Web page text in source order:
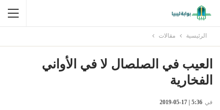
الرئيسية مقالات
العيب في الصلصال لا في الأواني
الفخارية
في 5:36 | 17-05-2019